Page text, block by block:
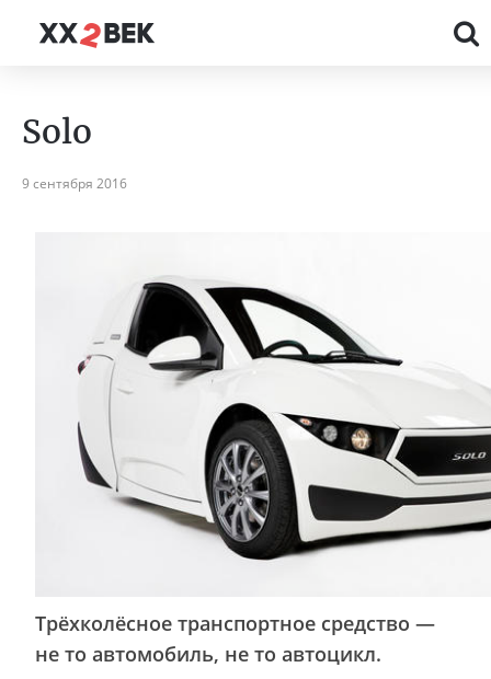
Solo
9 сентября 2016
Трёхколёсное транспортное средство —
не то автомобиль, не то автоцикл.